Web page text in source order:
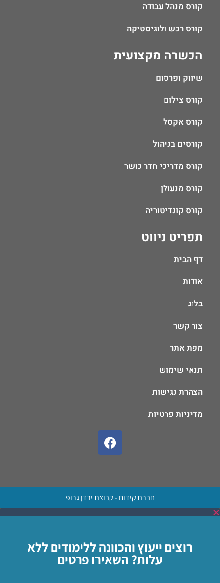
תפריט ניווט
דף הבית
אודות
בלוג
צור קשר
מפת אתר
תנאי שימוש
הצהרת נגישות
מדיניות פרטיות
הכשרה מקצועית
שיווק ופרסום
קורס צילום
קורס אקסל
קורסים בניהול
קורס מדריכי חדר כושר
קורס מנעולן
קורס קונדיטוריה
קורס מנהל עבודה
קורס רכש ולוגיסטיקה
חברת קידום - קבוצת ירדן גרופ
רוצים ייעוץ והכוונה ללימודים ללא
עלות? השאירו פרטים